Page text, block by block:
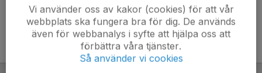
Vi använder oss av kakor (cookies) för att vår
webbplats ska fungera bra för dig. De används
även för webbanalys i syfte att hjälpa oss att
förbättra våra tjänster.
Så använder vi cookies